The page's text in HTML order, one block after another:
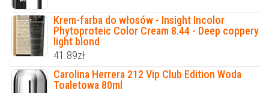
Krem-farba do włosów - Insight Incolor
Phytoproteic Color Cream 8.44 - Deep coppery
light blond
41.89zł
Carolina Herrera 212 Vip Club Edition Woda
Toaletowa 80ml